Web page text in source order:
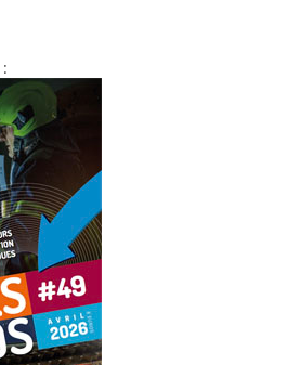
: